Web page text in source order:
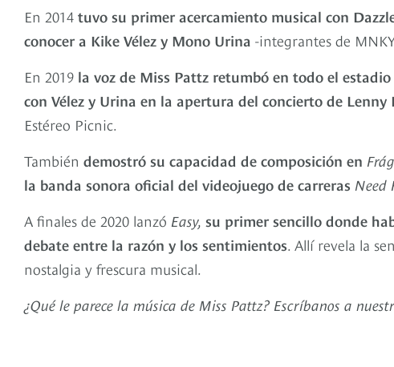
En 2014 tuvo su primer acercamiento musical con
conocer a Kike Vélez y Mono Urina -integrantes de
En 2019 la voz de Miss Pattz retumbó en todo el
con Vélez y Urina en la apertura del concierto de Lenny
Estéreo Picnic.
También demostró su capacidad de composición en
la banda sonora oficial del videojuego de carreras Need
A finales de 2020 lanzó Easy, su primer sencillo donde
debate entre la razón y los sentimientos. Allí revela la
nostalgia y frescura musical.
¿Qué le parece la música de Miss Pattz? Escríbanos a